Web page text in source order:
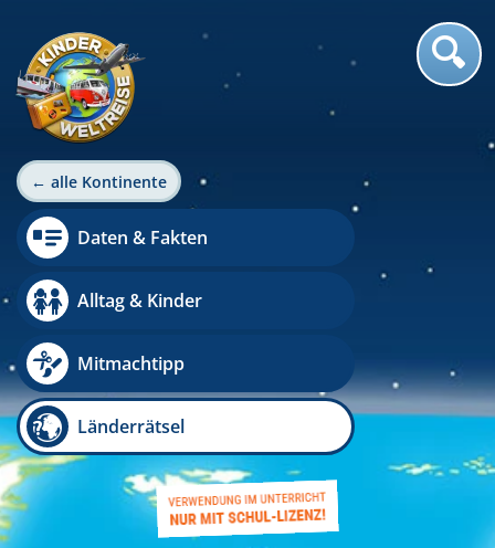
← alle Kontinente
Daten & Fakten
Alltag & Kinder
Mitmachtipp
Länderrätsel